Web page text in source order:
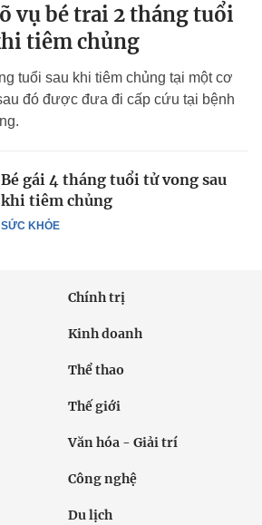
vụ bé trai 2 tháng tuổi
tiêm chủng
tuổi sau khi tiêm chủng tại một cơ
đó được đưa đi cấp cứu tại bệnh
SỨC KHỎE
Bé gái 4 tháng tuổi tử vong sau
khi tiêm chủng
Chính trị
Kinh doanh
Thể thao
Thế giới
Văn hóa - Giải trí
Công nghệ
Du lịch